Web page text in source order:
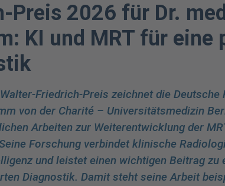
Preis 2026 für Dr.
KI und MRT für eine
Friedrich-Preis zeichnet die
von der Charité – Universitätsmedizin
Arbeiten zur Weiterentwicklung der
Forschung verbindet klinische
und leistet einen wichtigen Beitrag zu
Diagnostik. Damit steht seine Arbeit